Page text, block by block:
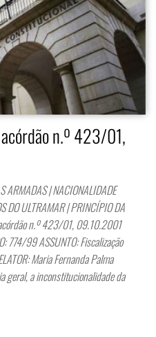
n.º 423/01,
ARMADAS | NACIONALIDADE
DO ULTRAMAR | PRINCÍPIO DA
n.º 423/01, 09.10.2001
774/99 ASSUNTO: Fiscalização
Maria Fernanda Palma
geral, a inconstitucionalidade da